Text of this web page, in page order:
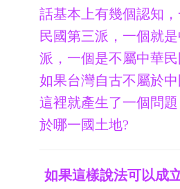
話基本上有幾個認知
民國第三派，一個就
派，一個是不屬中華民
如果台灣自古不屬於
這裡就產生了一個問
於哪一國土地?
如果這樣說法可以成